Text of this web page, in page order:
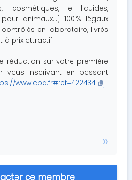
cosmétiques, e liquides,
animaux…) 100 % légaux
contrôlés en laboratoire, livrés
à prix attractif
réduction sur votre première
vous inscrivant en passant
www.cbd.fr#ref=422434
ce membre